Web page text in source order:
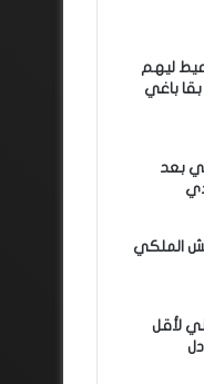
عيط ليهم
باغي
بعد
الملكي
لأقل